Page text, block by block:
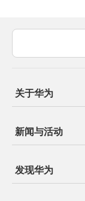
关于华为
新闻与活动
发现华为